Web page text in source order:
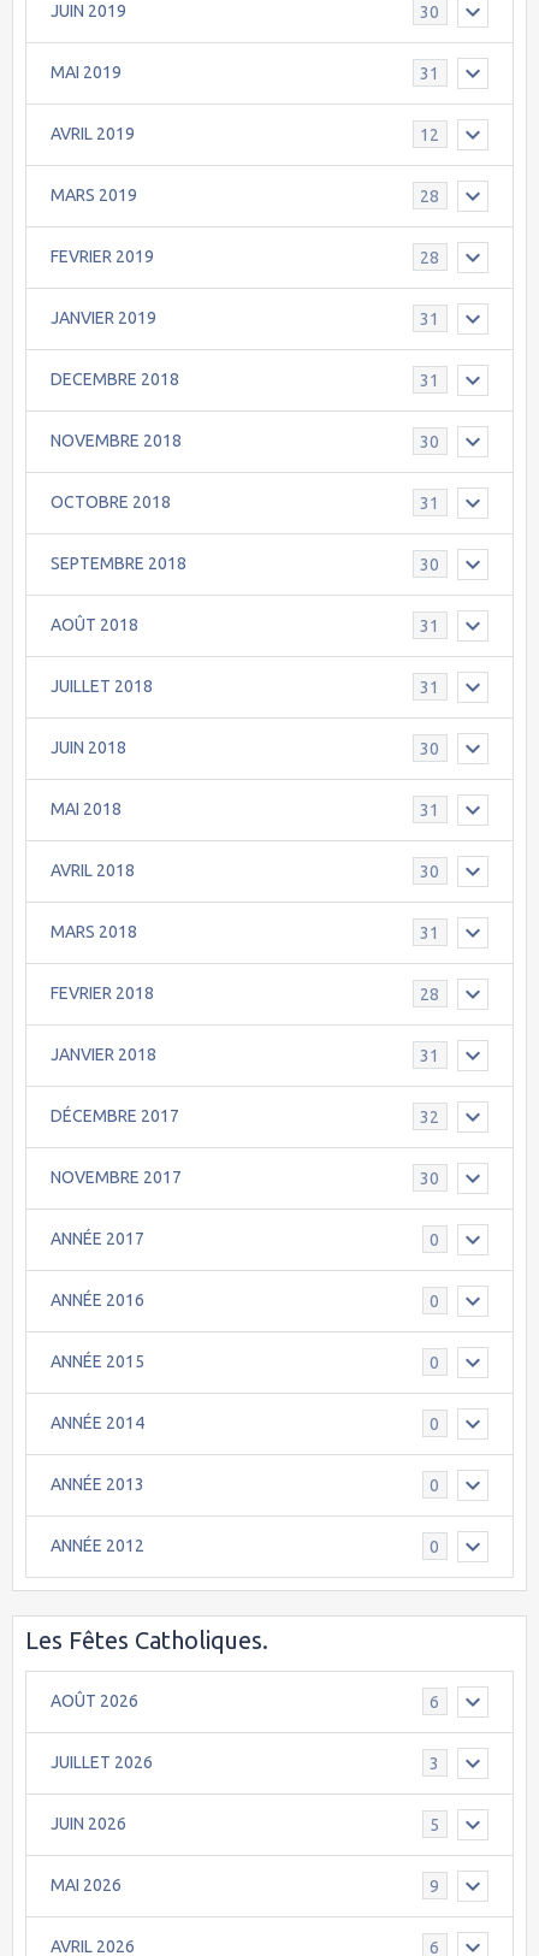
JUIN 2019 30
MAI 2019 31
AVRIL 2019 12
MARS 2019 28
FEVRIER 2019 28
JANVIER 2019 31
DECEMBRE 2018 31
NOVEMBRE 2018 30
OCTOBRE 2018 31
SEPTEMBRE 2018 30
AOÛT 2018 31
JUILLET 2018 31
JUIN 2018 30
MAI 2018 31
AVRIL 2018 30
MARS 2018 31
FEVRIER 2018 28
JANVIER 2018 31
DÉCEMBRE 2017 32
NOVEMBRE 2017 30
ANNÉE 2017 0
ANNÉE 2016 0
ANNÉE 2015 0
ANNÉE 2014 0
ANNÉE 2013 0
ANNÉE 2012 0
Les Fêtes Catholiques.
AOÛT 2026 6
JUILLET 2026 3
JUIN 2026 5
MAI 2026 9
AVRIL 2026 6